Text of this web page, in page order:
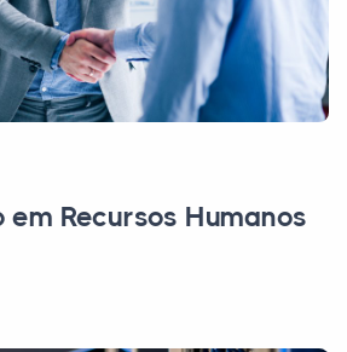
em Recursos Humanos